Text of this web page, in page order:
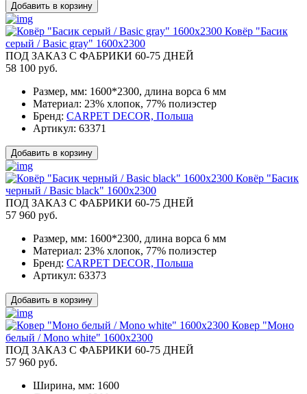
Добавить в корзину
Ковёр "Басик
серый / Basic gray" 1600x2300
ПОД ЗАКАЗ С ФАБРИКИ 60-75 ДНЕЙ
58 100 руб.
Размер, мм: 1600*2300, длина ворса 6 мм
Материал: 23% хлопок, 77% полиэстер
Бренд: CARPET DECOR, Польша
Артикул: 63371
Добавить в корзину
Ковёр "Басик
черный / Basic black" 1600x2300
ПОД ЗАКАЗ С ФАБРИКИ 60-75 ДНЕЙ
57 960 руб.
Размер, мм: 1600*2300, длина ворса 6 мм
Материал: 23% хлопок, 77% полиэстер
Бренд: CARPET DECOR, Польша
Артикул: 63373
Добавить в корзину
Ковер "Моно
белый / Mono white" 1600x2300
ПОД ЗАКАЗ С ФАБРИКИ 60-75 ДНЕЙ
57 960 руб.
Ширина, мм: 1600